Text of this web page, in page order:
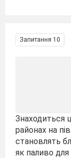
Запитання 10
Знаходиться
районах на
становлять
як паливо